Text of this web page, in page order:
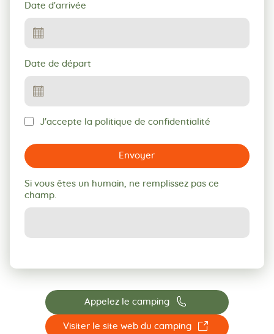
Date d'arrivée
Date de départ
J'accepte la politique de confidentialité
Envoyer
Si vous êtes un humain, ne remplissez pas ce
champ.
Appelez le camping 📞
Visiter le site web du camping ☐